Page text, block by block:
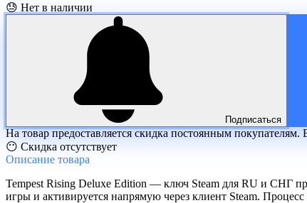
😓 Нет в наличии
Подписаться
На товар предоставляется скидка постоянным
😶 Скидка отсутствует
Описание товара
Tempest Rising Deluxe Edition — ключ Steam для RU и СНГ
игры и активируется напрямую через клиент Steam.